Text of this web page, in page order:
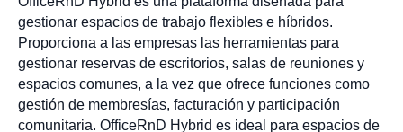
gestionar espacios de trabajo flexibles e híbridos.
Proporciona a las empresas las herramientas para
gestionar reservas de escritorios, salas de reuniones y
espacios comunes, a la vez que ofrece funciones como
gestión de membresías, facturación y participación
comunitaria. OfficeRnD Hybrid es ideal para espacios de